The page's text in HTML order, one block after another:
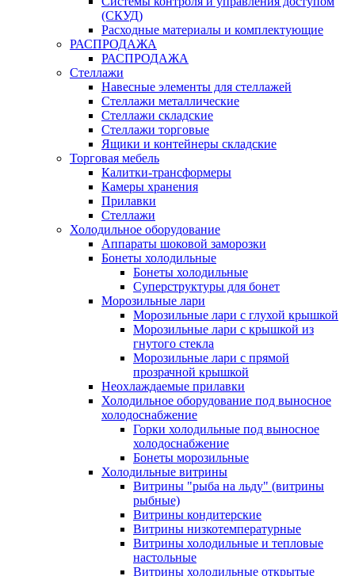
(СКУД)
Расходные материалы и комплектующие
РАСПРОДАЖА
РАСПРОДАЖА
Стеллажи
Навесные элементы для стеллажей
Стеллажи металлические
Стеллажи складские
Стеллажи торговые
Ящики и контейнеры складские
Торговая мебель
Калитки-трансформеры
Камеры хранения
Прилавки
Стеллажи
Холодильное оборудование
Аппараты шоковой заморозки
Бонеты холодильные
Бонеты холодильные
Суперструктуры для бонет
Морозильные лари
Морозильные лари с глухой крышкой
Морозильные лари с крышкой из
гнутого стекла
Морозильные лари с прямой
прозрачной крышкой
Неохлаждаемые прилавки
Холодильное оборудование под выносное
холодоснабжение
Горки холодильные под выносное
холодоснабжение
Бонеты морозильные
Холодильные витрины
Витрины "рыба на льду" (витрины
рыбные)
Витрины кондитерские
Витрины низкотемпературные
Витрины холодильные и тепловые
настольные
Витрины холодильные открытые